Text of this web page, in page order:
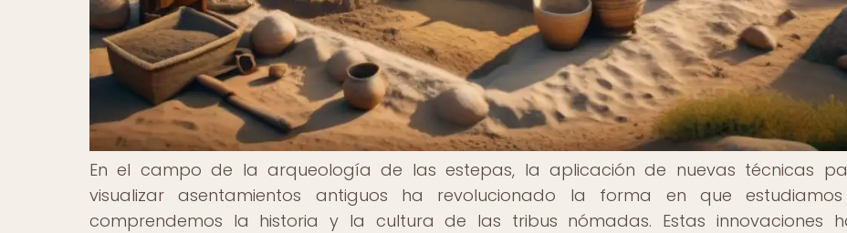
En el campo de la arqueología de las estepas, la aplicación de nuevas técnicas
visualizar asentamientos antiguos ha revolucionado la forma en que
comprendemos la historia y la cultura de las tribus nómadas. Estas innovaciones